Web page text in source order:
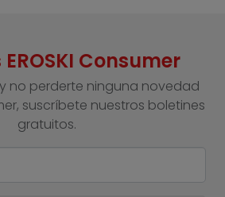
Consumer
no perderte ninguna novedad
suscríbete nuestros boletines
gratuitos.